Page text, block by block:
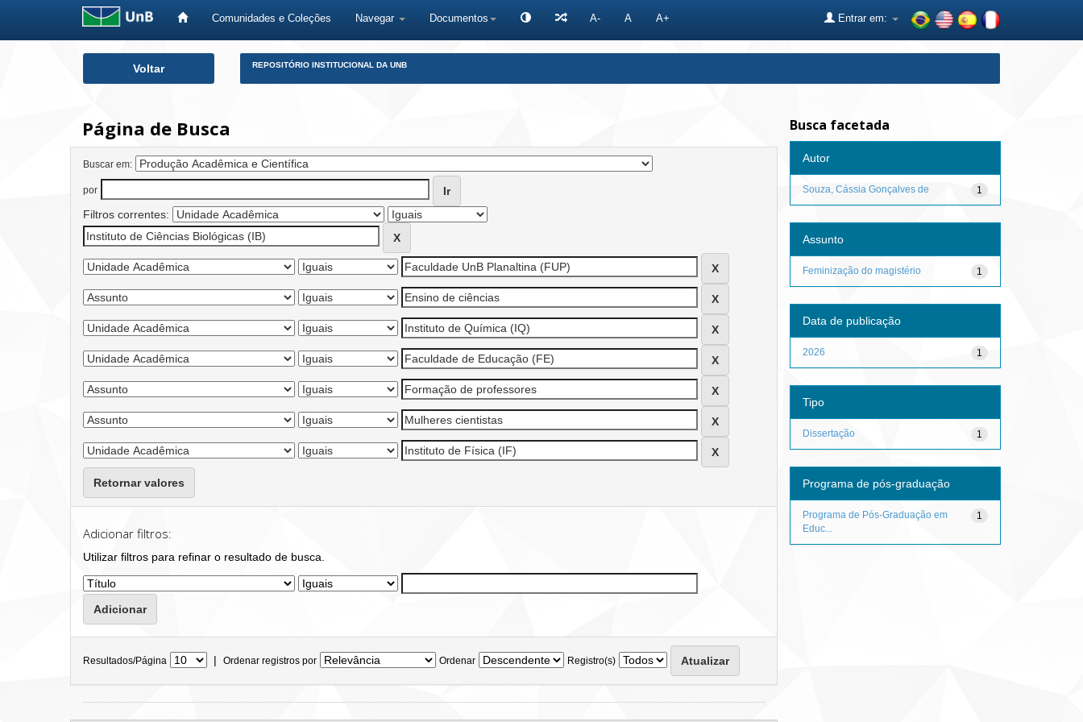
Comunidades e Coleções Navegar Documentos A- A A+ Entrar em:
Voltar REPOSITÓRIO INSTITUCIONAL DA UNB
Página de Busca
Buscar em:
por
Filtros correntes:
Retornar valores
Adicionar filtros:
Utilizar filtros para refinar o resultado de busca.
Resultados/Página | Ordenar registros por Ordenar Registro(s)
Busca facetada
Autor
1
Souza, Cássia Gonçalves de
Assunto
1
Feminização do magistério
Data de publicação
1
2026
Tipo
1
Dissertação
Programa de pós-graduação
1
Programa de Pós-Graduação em
Educ...